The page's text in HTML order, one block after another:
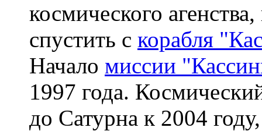
космического
спустить с корабля
Начало миссии
1997 года.
до Сатурна к 2004